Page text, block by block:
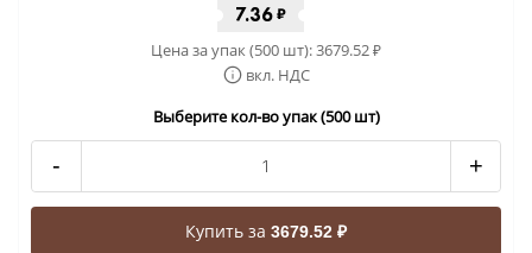
7.36 ₽
Цена за упак (500 шт):3679.52₽
вкл. НДС
Выберите кол-во упак (500 шт)
- +
Купить за 3679.52 ₽